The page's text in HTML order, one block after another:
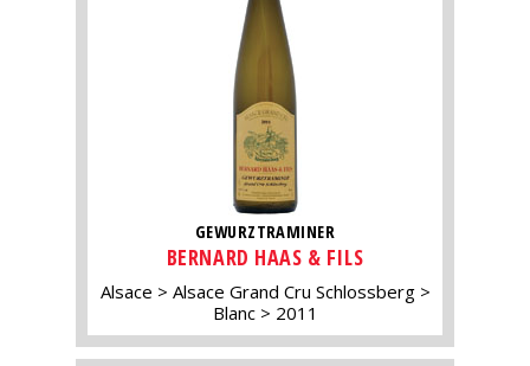
GEWURZTRAMINER
BERNARD HAAS & FILS
Alsace
Alsace Grand Cru Schlossberg
Blanc
2011